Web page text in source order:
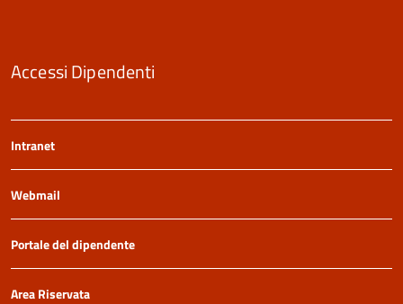
Accessi Dipendenti
Intranet
Webmail
Portale del dipendente
Area Riservata